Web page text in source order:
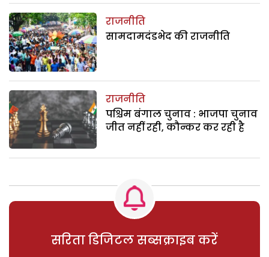
राजनीति
सामदामदंडभेद की राजनीति
राजनीति
पश्चिम बंगाल चुनाव : भाजपा चुनाव
जीत नहीं रही, कौन्कर कर रही है
सरिता डिजिटल सब्सक्राइब करें